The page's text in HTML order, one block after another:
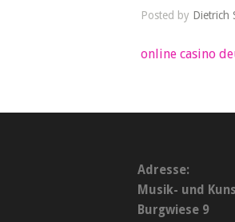
Posted by Dietrich
online casino
Adresse:
Musik- und
Burgwiese 9